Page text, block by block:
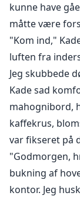
kunne have
måtte være
"Kom ind,"
luften fra
Jeg skubbede
Kade sad
mahognibord,
kaffekrus,
var fikseret på
"Godmorgen,
bukning af
kontor. Jeg